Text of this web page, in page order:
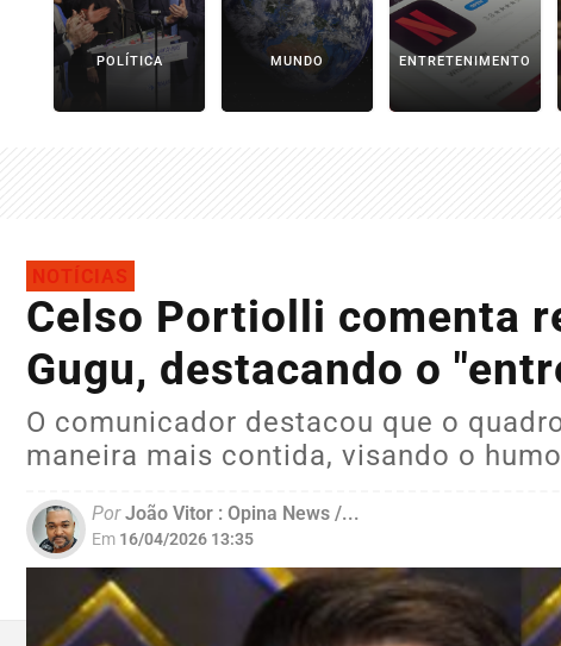
POLÍTICA MUNDO ENTRETENIMENTO
NOTÍCIAS
Celso Portiolli comenta
Gugu, destacando o
O comunicador destacou que o
maneira mais contida, visando o
PorJoão Vitor : Opina News /...
Em 16/04/2026 13:35